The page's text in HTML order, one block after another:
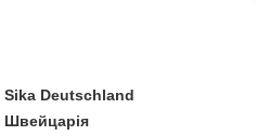
Sika Deutschland
Швейцарія